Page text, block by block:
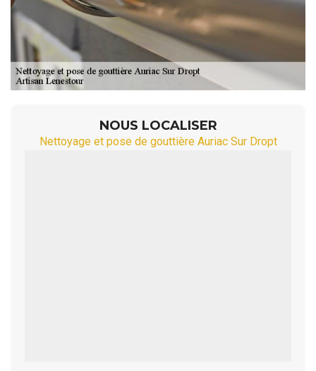
NOUS LOCALISER
Nettoyage et pose de gouttière Auriac Sur Dropt